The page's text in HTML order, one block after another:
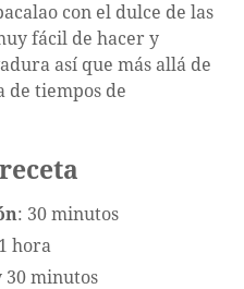
con el dulce de las
fácil de hacer y
así que más allá de
de tiempos de
: 30 minutos
hora
30 minutos